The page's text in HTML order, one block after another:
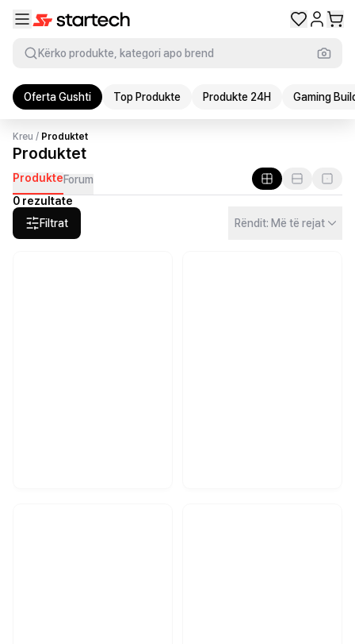
Kërko produkte, kategori apo brend
Oferta Gushti Top Produkte Produkte 24H Gaming
Kreu / Produktet
Produktet
ProdukteForum
0 rezultate
Filtrat
Rëndit: Më të rejat